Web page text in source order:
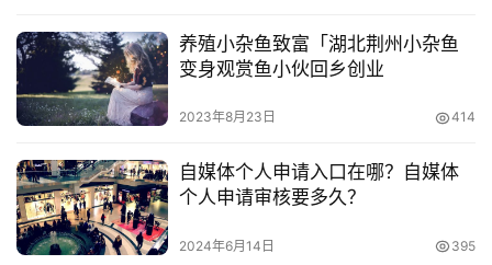
创
业
项
目
视
频
号
异，所以教大家这些智慧和思路更加有意义，做生意不仅仅
是靠钱，还需要靠脑子和智慧呢。
推荐阅读：
开网店算是创业吗?开网店有哪些经验?
大学生网上创业项目有哪些?可以根据自己专业来
养殖小杂鱼致富「湖北荆州小杂鱼
变身观赏鱼小伙回乡创业
2023年8月23日 414
自媒体个人申请入口在哪？自媒体
个人申请审核要多久？
2024年6月14日 395